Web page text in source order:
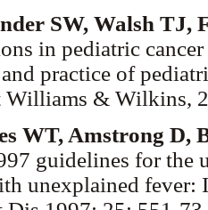
SW, Walsh TJ,
in pediatric
practice of
& Wilkins,
WT, Amstrong D,
guidelines for the
unexplained fever: